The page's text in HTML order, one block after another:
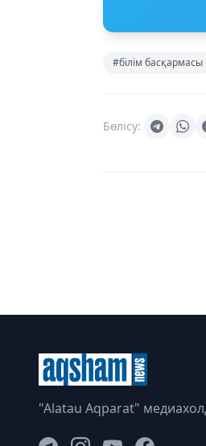
#білім басқармасы
Бөлісу:
"Alatau Aqparat"